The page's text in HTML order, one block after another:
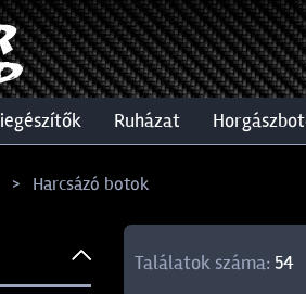
kiegészítők ruházat
Harcsázó botok
Találatok száma:54